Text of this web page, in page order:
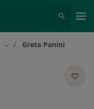
Cambia città
Greta Panini